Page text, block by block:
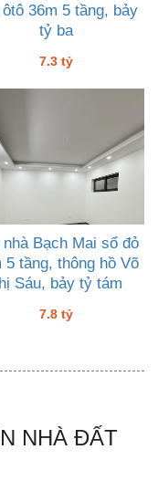
ôtô 36m 5 tầng, bảy
tỷ ba
7.3 tỷ
nhà Bạch Mai sổ đỏ
5 tầng, thông hồ Võ
Sáu, bảy tỷ tám
7.8 tỷ
NHÀ ĐẤT